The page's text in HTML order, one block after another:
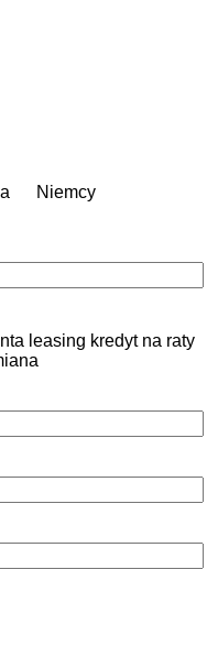
Niemcy
leasing kredyt na raty